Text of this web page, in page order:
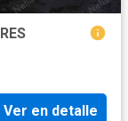
Ver en detalle